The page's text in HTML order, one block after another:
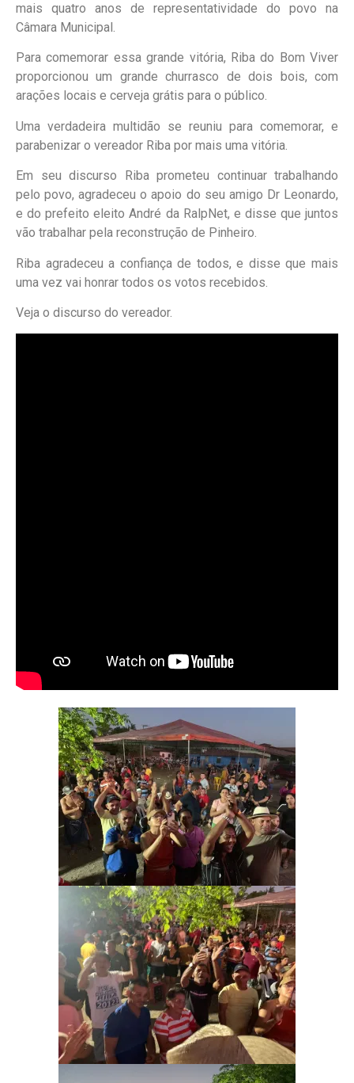
mais quatro anos de representatividade do povo na
Câmara Municipal.
Para comemorar essa grande vitória, Riba do Bom Viver
proporcionou um grande churrasco de dois bois, com
arações locais e cerveja grátis para o público.
Uma verdadeira multidão se reuniu para comemorar, e
parabenizar o vereador Riba por mais uma vitória.
Em seu discurso Riba prometeu continuar trabalhando
pelo povo, agradeceu o apoio do seu amigo Dr Leonardo,
e do prefeito eleito André da RalpNet, e disse que juntos
vão trabalhar pela reconstrução de Pinheiro.
Riba agradeceu a confiança de todos, e disse que mais
uma vez vai honrar todos os votos recebidos.
Veja o discurso do vereador.